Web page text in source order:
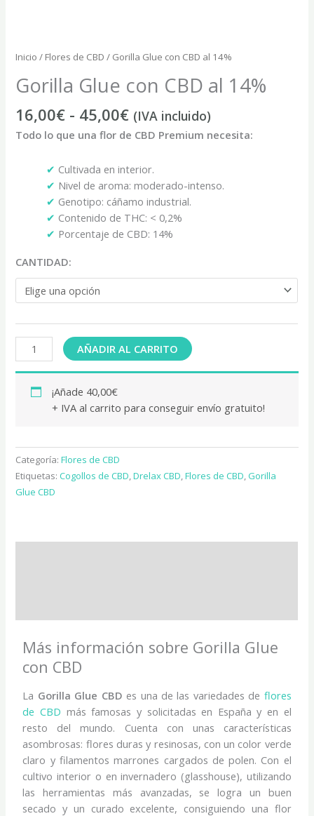
Inicio / Flores de CBD / Gorilla Glue con CBD al 14%
Gorilla Glue con CBD al 14%
16,00€ - 45,00€ (IVA incluido)
Todo lo que una flor de CBD Premium necesita:
✔ Cultivada en interior.
✔ Nivel de aroma: moderado-intenso.
✔ Genotipo: cáñamo industrial.
✔ Contenido de THC: < 0,2%
✔ Porcentaje de CBD: 14%
CANTIDAD:
AÑADIR AL CARRITO
¡Añade 40,00€
+ IVA al carrito para conseguir envío gratuito!
Categoría:Flores de CBD
Etiquetas:Cogollos de CBD,Drelax CBD,Flores de CBD,Gorilla
Glue CBD
Más información sobre Gorilla Glue
con CBD
La Gorilla Glue CBD es una de las variedades de flores
de CBD más famosas y solicitadas en España y en el
resto del mundo. Cuenta con unas características
asombrosas: flores duras y resinosas, con un color verde
claro y filamentos marrones cargados de polen. Con el
cultivo interior o en invernadero (glasshouse), utilizando
las herramientas más avanzadas, se logra un buen
secado y un curado excelente, consiguiendo una flor